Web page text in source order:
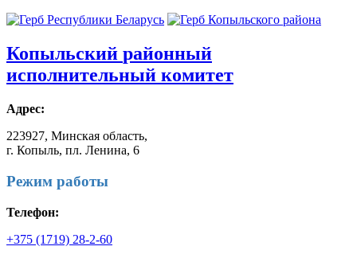
Копыльский районный
исполнительный комитет
Адрес:
223927, Минская область,
г. Копыль, пл. Ленина, 6
Режим работы
Телефон:
+375 (1719) 28-2-60